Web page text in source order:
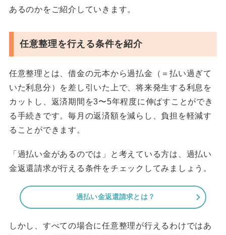
あるのかをご紹介していきます。
任意整理を行える条件を紹介
任意整理とは、借金の元本から過払金（＝払い過ぎて
いた利息分）を差し引いた上で、将来発生する利息を
カットし、返済期間を3〜5年程度に伸ばすことができ
る手続きです。毎月の返済額を減らし、負担を軽減す
ることができます。
「過払い金があるのでは」と考えている方は、過払い
金返還請求が行える条件をチェックしてみましょう。
過払い金返還請求とは？
しかし、すべての場合に任意整理が行えるわけではあ